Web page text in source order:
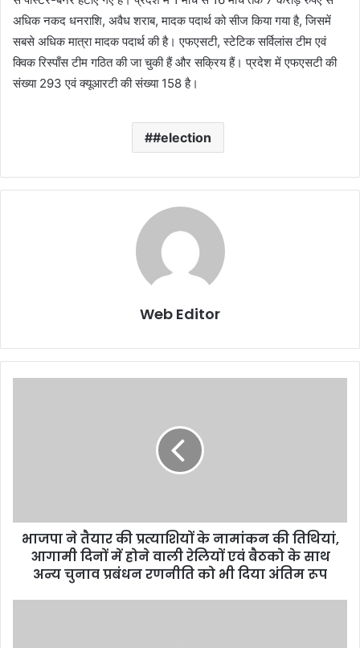
अधिक नकद धनराशि, अवैध शराब, मादक पदार्थ को सीज किया गया है, जिसमें
सबसे अधिक मात्रा मादक पदार्थ की है। एफएसटी, स्टेटिक सर्विलांस टीम एवं
क्विक रिस्पाँस टीम गठित की जा चुकी हैं और सक्रिय हैं। प्रदेश में एफएसटी की
संख्या 293 एवं क्यूआरटी की संख्या 158 है।
#election
Web Editor
भाजपा ने तैयार की प्रत्याशियों के नामांकन की तिथियां,
आगामी दिनों में होने वाली रेलियों एवं बैठको के साथ
अन्य चुनाव प्रबंधन रणनीति को भी दिया अंतिम रूप